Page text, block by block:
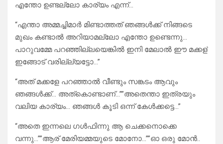
എന്തോ ഉണ്ടല്ലോ കാര്യം എന്ന്…
“എന്താ അമ്മച്ചിമാർ മിണ്ടാത്തത് ഞങ്ങൾക്ക് നിങ്ങടെ
മുഖം കണ്ടാൽ അറിയാമല്ലോ എന്തോ ഉണ്ടെന്നു…
പാറുവമ്മേ പറഞ്ഞില്ലയെങ്കിൽ ഇനി മേലാൽ ഈ മക്കള്
ഇങ്ങോട് വരില്ല്യട്ടോ…”
“അത് മക്കളേ പറഞ്ഞാൽ വീണ്ടും സങ്കടം ആവും
ഞങ്ങൾക്ക്… അത്കൊണ്ടാണ്…””അതെന്താ ഇത്രയും
വലിയ കാര്യം… ഞങ്ങൾ കൂടി ഒന്ന് കേൾക്കട്ടെ…”
“അതെ ഇന്നലെ ഗൾഫിന്നു ആ ചെക്കനൊക്കെ
വന്നു…””ആര് മേരിയമ്മയുടെ മോനോ…””ഓ ഒരു മോൻ..